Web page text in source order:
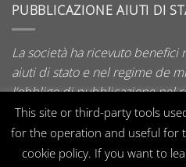
PUBBLICAZIONE AIUTI DI
La società ha ricevuto
aiuti di stato e nel regime de
l’obbligo di pubblicazione nel
di stato di cui all’art. 52 della
This site or third-party tools
for the operation and useful for
cookie policy. If you want to